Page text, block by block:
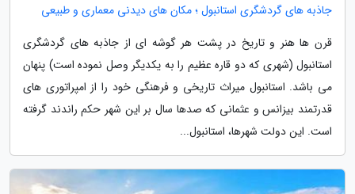
جاذبه های گردشگری استانبول ؛ مکان های دیدنی معماری و طبیعی
قرن ها هنر و تاریخ در پشت هر گوشه ای از جاذبه های گردشگری
استانبول (شهری که دو قاره عظیم را به یکدیگر وصل نموده است) پنهان
می باشد. استانبول میراث تاریخی و فرهنگی خود را از امپراتوری های
قدرتمند بیزانس و عثمانی که صدها سال بر این شهر حکم راندند گرفته
است. این دولت شهرها، استانبول...